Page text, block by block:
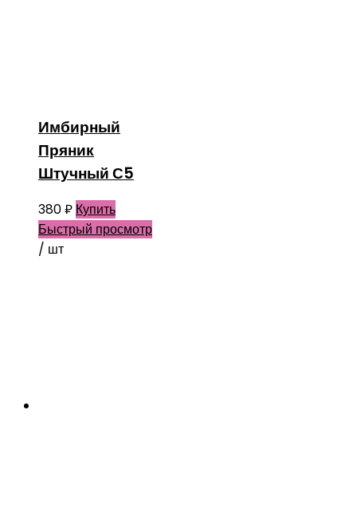
Имбирный
Пряник
Штучный С5
380₽ Купить
Быстрый просмотр
/ шт